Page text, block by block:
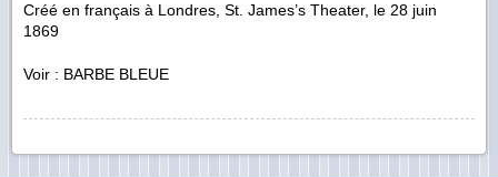
Créé en français à Londres, St. James’s Theater, le 28 juin
1869
Voir : BARBE BLEUE